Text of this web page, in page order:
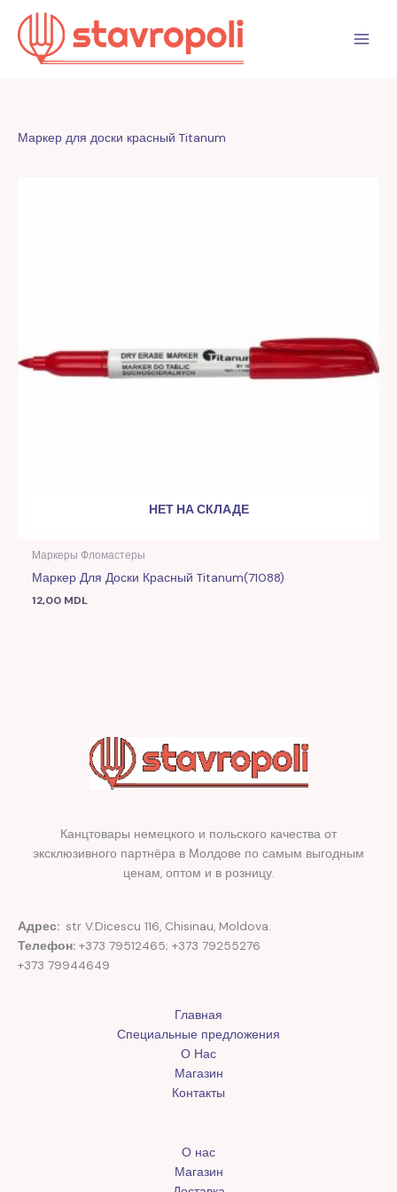
Перейти
содержимому
Маркер для доски красный Titanum
НЕТ НА СКЛАДЕ
Маркеры Фломастеры
Маркер Для Доски Красный Titanum(71088)
12,00 MDL
Канцтовары немецкого и польского качества от
эксклюзивного партнёра в Молдове по самым выгодным
ценам, оптом и в розницу.
Адрес: str V.Dicescu 116, Chisinau, Moldova.
Телефон: +373 79512465; +373 79255276
+373 79944649
Главная
Специальные предложения
О Нас
Магазин
Контакты
О нас
Магазин